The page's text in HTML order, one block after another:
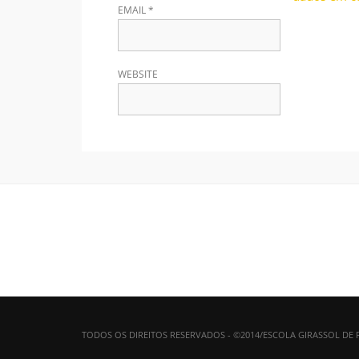
EMAIL*
WEBSITE
TODOS OS DIREITOS RESERVADOS - ©2014/ESCOLA GIRASSOL DE